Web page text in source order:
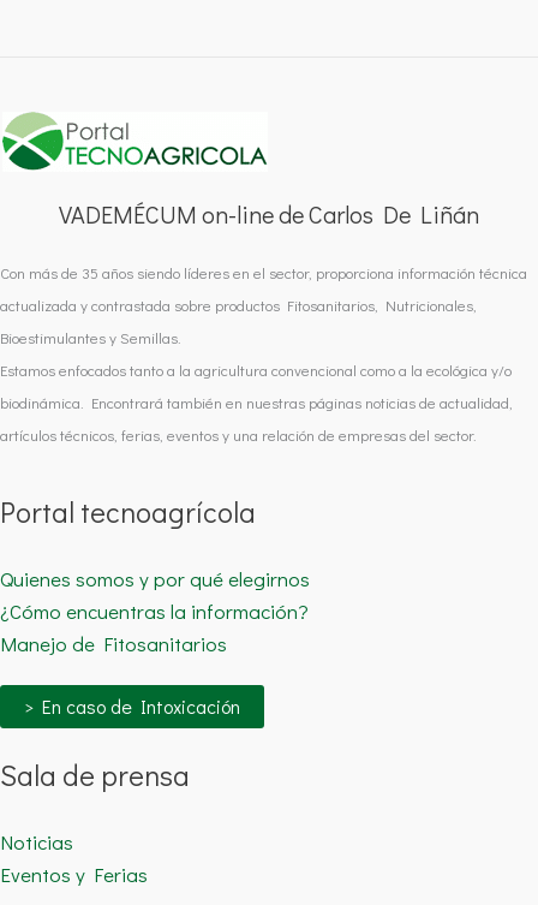
VADEMÉCUM on-line de Carlos De Liñán
Con más de 35 años siendo líderes en el sector, proporciona información técnica
actualizada y contrastada sobre productos Fitosanitarios, Nutricionales,
Bioestimulantes y Semillas.
Estamos enfocados tanto a la agricultura convencional como a la ecológica y/o
biodinámica. Encontrará también en nuestras páginas noticias de actualidad,
artículos técnicos, ferias, eventos y una relación de empresas del sector.
Portal tecnoagrícola
Quienes somos y por qué elegirnos
¿Cómo encuentras la información?
Manejo de Fitosanitarios
> En caso de Intoxicación
Sala de prensa
Noticias
Eventos y Ferias